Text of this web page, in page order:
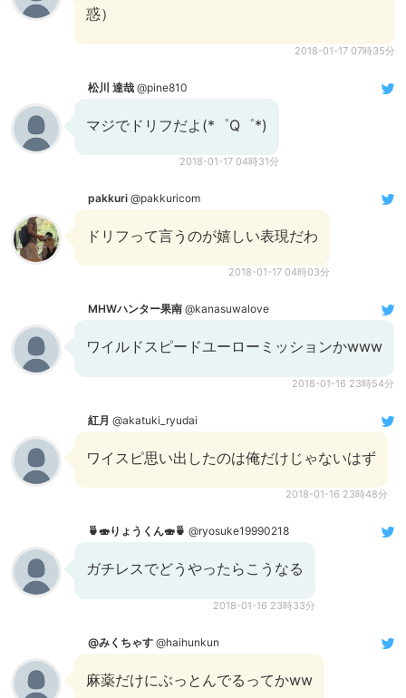
惑）
2018-01-17 07時35分
松川 達哉 @pine810
マジでドリフだよ(*゜Q゜*)
2018-01-17 04時31分
pakkuri @pakkuricom
ドリフって言うのが嬉しい表現だわ
2018-01-17 04時03分
MHWハンター果南 @kanasuwalove
ワイルドスピードユーローミッションかwww
2018-01-16 23時54分
紅月 @akatuki_ryudai
ワイスピ思い出したのは俺だけじゃないはず
2018-01-16 23時48分
🍵🍣りょうくん🍣🍵 @ryosuke19990218
ガチレスでどうやったらこうなる
2018-01-16 23時33分
@みくちゃす @haihunkun
麻薬だけにぶっとんでるってかww